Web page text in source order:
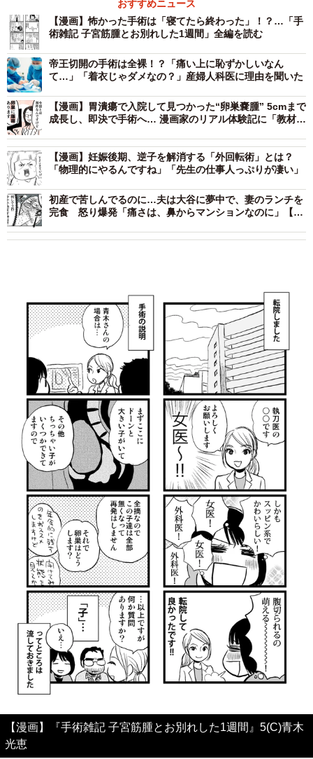
おすすめニュース
【漫画】怖かった手術は「寝てたら終わった」！？…「手
術雑記 子宮筋腫とお別れした1週間」全編を読む
帝王切開の手術は全裸！？「痛い上に恥ずかしいなん
て…」「着衣じゃダメなの？」産婦人科医に理由を聞いた
【漫画】胃潰瘍で入院して見つかった“卵巣嚢腫” 5cmまで
成長し、即決で手術へ… 漫画家のリアル体験記に「教材に
【漫画】妊娠後期、逆子を解消する「外回転術」とは？
「物理的にやるんですね」「先生の仕事人っぷりが凄い」
初産で苦しんでるのに…夫は大谷に夢中で、妻のランチを
完食 怒り爆発「痛さは、鼻からマンションなのに」【漫
【漫画】『手術雑記 子宮筋腫とお別れした1週間』5(C)青木
光恵